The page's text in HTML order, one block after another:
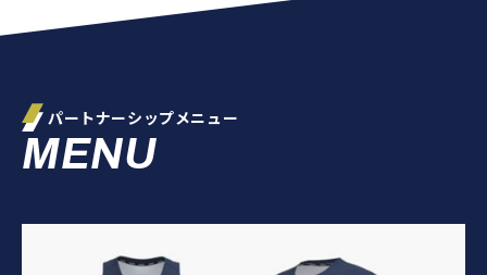
パートナーシップメニュー
MENU